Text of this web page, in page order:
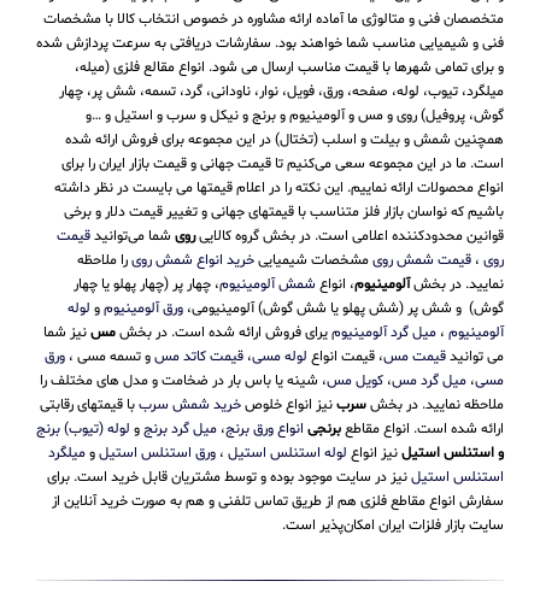
متخصصان فنی و متالوژی ما آماده ارائه مشاوره در خصوص انتخاب کالا با مشخصات
فنی و شیمیایی مناسب شما خواهند بود. سفارشات دریافتی به سرعت پردازش شده
و برای تمامی شهرها با قیمت مناسب ارسال می شود. انواع مقالع فلزی (میله،
میلگرد، تیوب، لوله، صفحه، ورق، فویل، نوار، ناودانی، گرد، تسمه، شش پر، چهار
گوش، پروفیل) روی و مس و آلومینیوم و برنج و نیکل و سرب و استیل و …و
همچنین شمش و بیلت و اسلب (تختال) در این مجموعه برای فروش ارائه شده
است. ما در این مجموعه سعی می‌کنیم تا قیمت جهانی و قیمت بازار ایران را برای
انواع محصولات ارائه نماییم. این نکته را در اعلام قیمتها می بایست در نظر داشته
باشیم که نواسان بازار فلز متناسب با قیمتهای جهانی و تغییر قیمت دلار و برخی
قوانین محدودکننده اعلامی است. در بخش گروه کالاییروی شما می‌توانیدقیمت
روی ، قیمت شمش رویمشخصات شیمیاییخرید انواع شمش رویرا ملاحظه
نمایید. در بخشآلومینیوم، انواع شمش آلومینیوم، چهار پر (چهار پهلو یا چهار
گوش) و شش پر (شش پهلو یا شش گوش) آلومینیومی، ورق آلومینیومو لوله
آلومینیوم ، میل گرد آلومینیومیرای فروش ارائه شده است. در بخشمسنیز شما
می توانیدقیمت مس، قیمت انواع لوله مسی، قیمت کاتد مسو تسمه مسی ، ورق
مسی، میل گرد مس، کویل مس، شینه یا باس بار در ضخامت و مدل های مختلف را
ملاحظه نمایید. در بخشسربنیز انواع خلوصخرید شمش سرببا قیمتهای رقابتی
ارائه شده است. انواع مقاطعبرنجی انواع ورق برنج، میل گرد برنجو لوله (تیوب) برنج
و استنلس استیلنیز انواع لوله استنلس استیل ، ورق استنلس استیلومیلگرد
استنلس استیلنیز در سایت موجود بوده و توسط مشتریان قابل خرید است. برای
سفارش انواع مقاطع فلزی هم از طریق تماس تلفنی و هم به صورت خرید آنلاین از
سایت بازار فلزات ایران امکان‌پذیر است.